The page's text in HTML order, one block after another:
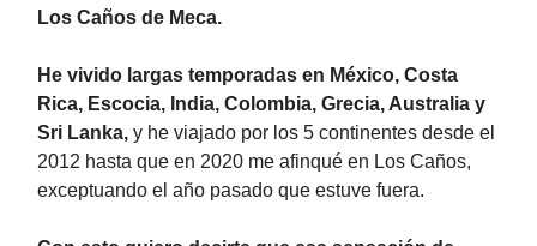
Los Caños de Meca.
He vivido largas temporadas en México, Costa
Rica, Escocia, India, Colombia, Grecia, Australia y
Sri Lanka, y he viajado por los 5 continentes desde el
2012 hasta que en 2020 me afinqué en Los Caños,
exceptuando el año pasado que estuve fuera.